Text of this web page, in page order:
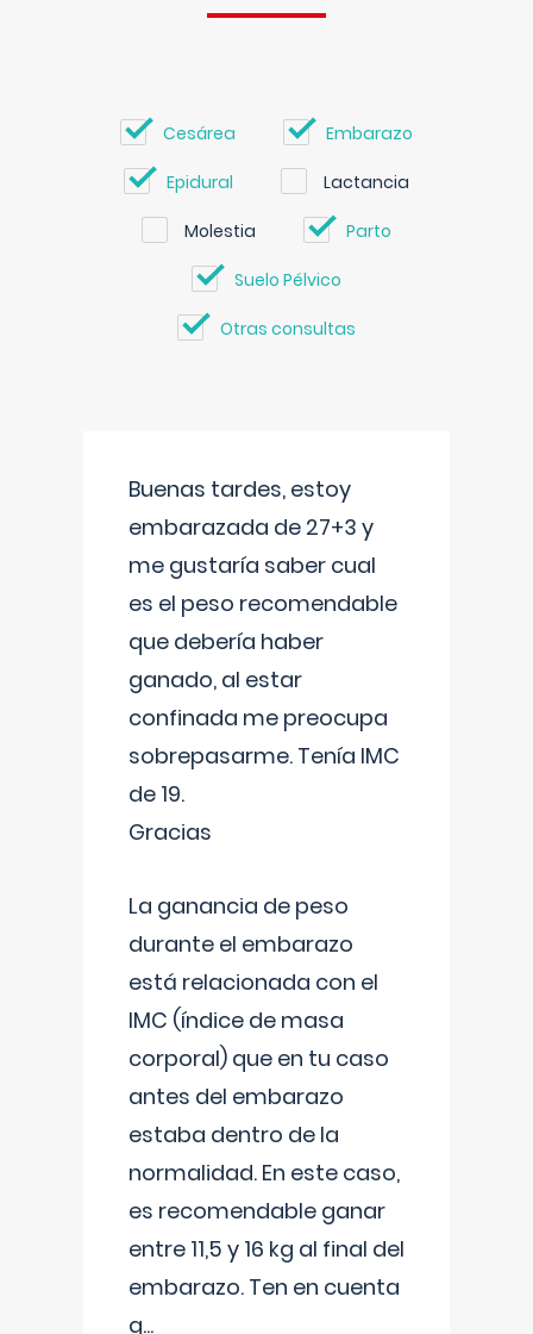
Cesárea Embarazo
Epidural Lactancia
Molestia Parto
Suelo Pélvico
Otras consultas
Buenas tardes, estoy
embarazada de 27+3 y
me gustaría saber cual
es el peso recomendable
que debería haber
ganado, al estar
confinada me preocupa
sobrepasarme. Tenía IMC
de 19.
Gracias
La ganancia de peso
durante el embarazo
está relacionada con el
IMC (índice de masa
corporal) que en tu caso
antes del embarazo
estaba dentro de la
normalidad. En este caso,
es recomendable ganar
entre 11,5 y 16 kg al final del
embarazo. Ten en cuenta
q...